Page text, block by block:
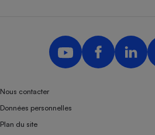
Nous contacter
Données personnelles
Plan du site